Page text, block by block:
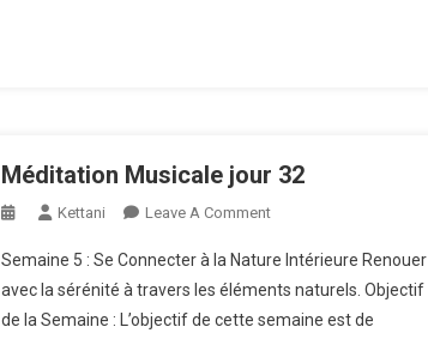
Méditation Musicale jour 32
Kettani Leave A CommentOn
Musicale
Jour
32
Semaine 5 : Se Connecter à la Nature Intérieure Renouer
avec la sérénité à travers les éléments naturels. Objectif
de la Semaine : L’objectif de cette semaine est de